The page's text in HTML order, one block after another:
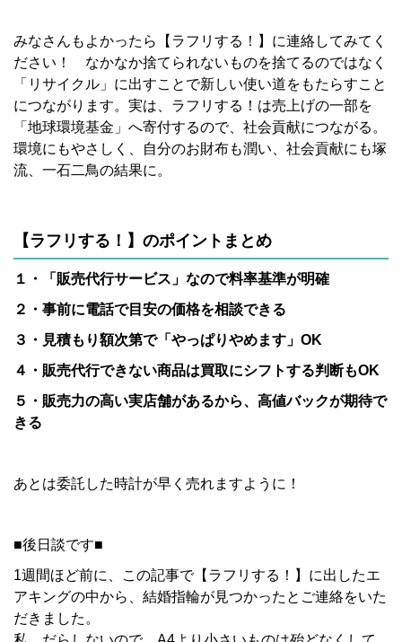
みなさんもよかったら【ラフリする！】に連絡してみてく
ださい！ なかなか捨てられないものを捨てるのではなく
「リサイクル」に出すことで新しい使い道をもたらすこと
につながります。実は、ラフリする！は売上げの一部を
「地球環境基金」へ寄付するので、社会貢献につながる。
環境にもやさしく、自分のお財布も潤い、社会貢献にも塚
流、一石二鳥の結果に。
【ラフリする！】のポイントまとめ
１・「販売代行サービス」なので料率基準が明確
２・事前に電話で目安の価格を相談できる
３・見積もり額次第で「やっぱりやめます」OK
４・販売代行できない商品は買取にシフトする判断もOK
５・販売力の高い実店舗があるから、高値バックが期待で
きる
あとは委託した時計が早く売れますように！
■後日談です■
1週間ほど前に、この記事で【ラフリする！】に出したエ
アキングの中から、 結婚指輪が見つかったとご連絡をいた
だきました。